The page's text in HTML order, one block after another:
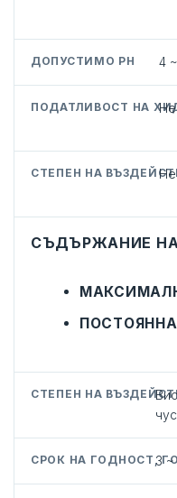
ДОПУСТИМО PH 4 ~
ПОДАТЛИВОСТ НА Не
СТЕПЕН НА Не
СЪДЪРЖАНИЕ
СТЕПЕН НА
СРОК НА ГОДНОСТ,3 ~